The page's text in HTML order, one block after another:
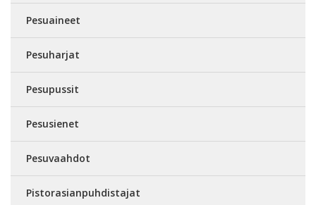
Pesuaineet
Pesuharjat
Pesupussit
Pesusienet
Pesuvaahdot
Pistorasianpuhdistajat